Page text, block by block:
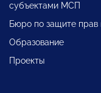
субъектами МСП
Бюро по защите
Образование
Проекты